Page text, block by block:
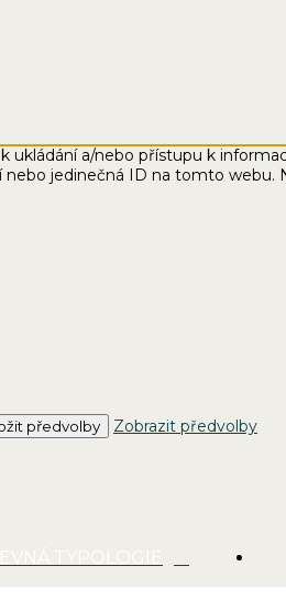
ukládání a/nebo přístupu k
nebo jedinečná ID na tomto
předvolby
Zobrazit předvolby